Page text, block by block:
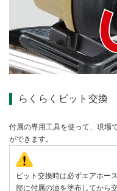
らくらくビット交換
付属の専用工具を使って、現場
ができます。
ビット交換時は必ずエアホー
部に付属の油を塗布してから